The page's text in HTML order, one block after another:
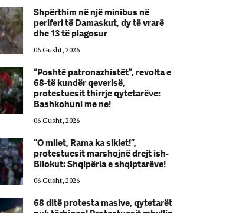
Shpërthim në një minibus në
periferi të Damaskut, dy të vrarë
dhe 13 të plagosur
06 Gusht, 2026
“Poshtë patronazhistët”, revolta e
68-të kundër qeverisë,
protestuesit thirrje qytetarëve:
Bashkohuni me ne!
06 Gusht, 2026
“O milet, Rama ka siklet!”,
protestuesit marshojnë drejt ish-
Bllokut: Shqipëria e shqiptarëve!
06 Gusht, 2026
68 ditë protesta masive, qytetarët